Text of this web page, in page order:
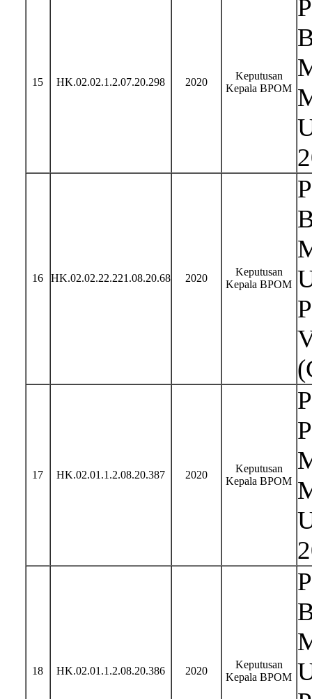
15 HK.02.02.1.2.07.20.298 2020
Keputusan
Kepala BPOM
16 HK.02.02.22.221.08.20.68 2020
Keputusan
Kepala BPOM
17 HK.02.01.1.2.08.20.387 2020
Keputusan
Kepala BPOM
18 HK.02.01.1.2.08.20.386 2020
Keputusan
Kepala BPOM